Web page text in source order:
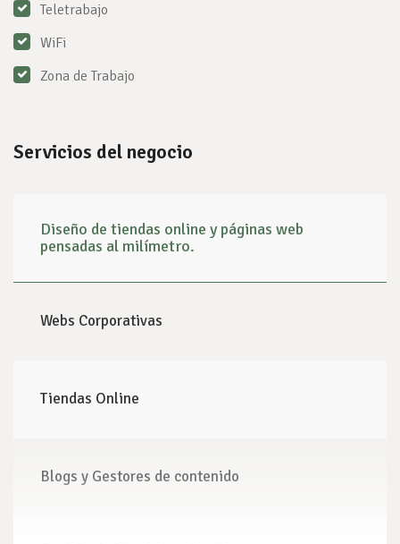
Teletrabajo
WiFi
Zona de Trabajo
Servicios del negocio
Diseño de tiendas online y páginas web
pensadas al milímetro.
Webs Corporativas
Tiendas Online
Blogs y Gestores de contenido